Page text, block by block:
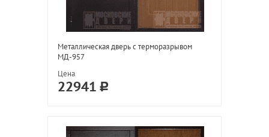
Металлическая дверь с терморазрывом
МД-957
Цена
22941